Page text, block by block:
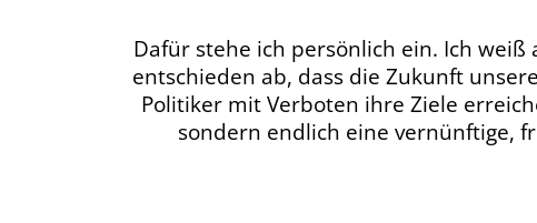
Dafür stehe ich persönlich ein. Ich
entschieden ab, dass die Zukunft
Politiker mit Verboten ihre Ziele
sondern endlich eine vernünftige,